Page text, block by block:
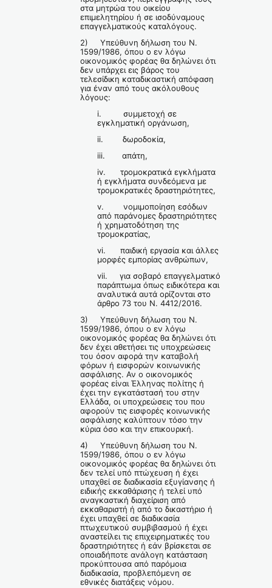
στα μητρώα του οικείου
επιμελητηρίου ή σε ισοδύναμους
επαγγελματικούς καταλόγους.
2) Υπεύθυνη δήλωση του Ν.
1599/1986, όπου ο εν λόγω
οικονομικός φορέας θα δηλώνει ότι
δεν υπάρχει εις βάρος του
τελεσίδικη καταδικαστική απόφαση
για έναν από τους ακόλουθους
λόγους:
i. συμμετοχή σε
εγκληματική οργάνωση,
ii. δωροδοκία,
iii. απάτη,
iv. τρομοκρατικά εγκλήματα
ή εγκλήματα συνδεόμενα με
τρομοκρατικές δραστηριότητες,
v. νομιμοποίηση εσόδων
από παράνομες δραστηριότητες
ή χρηματοδότηση της
τρομοκρατίας,
vi. παιδική εργασία και άλλες
μορφές εμπορίας ανθρώπων,
vii. για σοβαρό επαγγελματικό
παράπτωμα όπως ειδικότερα και
αναλυτικά αυτά ορίζονται στο
άρθρο 73 του Ν. 4412/2016.
3) Υπεύθυνη δήλωση του Ν.
1599/1986, όπου ο εν λόγω
οικονομικός φορέας θα δηλώνει ότι
δεν έχει αθετήσει τις υποχρεώσεις
του όσον αφορά την καταβολή
φόρων ή εισφορών κοινωνικής
ασφάλισης. Αν ο οικονομικός
φορέας είναι Έλληνας πολίτης ή
έχει την εγκατάστασή του στην
Ελλάδα, οι υποχρεώσεις του που
αφορούν τις εισφορές κοινωνικής
ασφάλισης καλύπτουν τόσο την
κύρια όσο και την επικουρική.
4) Υπεύθυνη δήλωση του Ν.
1599/1986, όπου ο εν λόγω
οικονομικός φορέας θα δηλώνει ότι
δεν τελεί υπό πτώχευση ή έχει
υπαχθεί σε διαδικασία εξυγίανσης ή
ειδικής εκκαθάρισης ή τελεί υπό
αναγκαστική διαχείριση από
εκκαθαριστή ή από το δικαστήριο ή
έχει υπαχθεί σε διαδικασία
πτωχευτικού συμβιβασμού ή έχει
αναστείλει τις επιχειρηματικές του
δραστηριότητες ή εάν βρίσκεται σε
οποιαδήποτε ανάλογη κατάσταση
προκύπτουσα από παρόμοια
διαδικασία, προβλεπόμενη σε
εθνικές διατάξεις νόμου.